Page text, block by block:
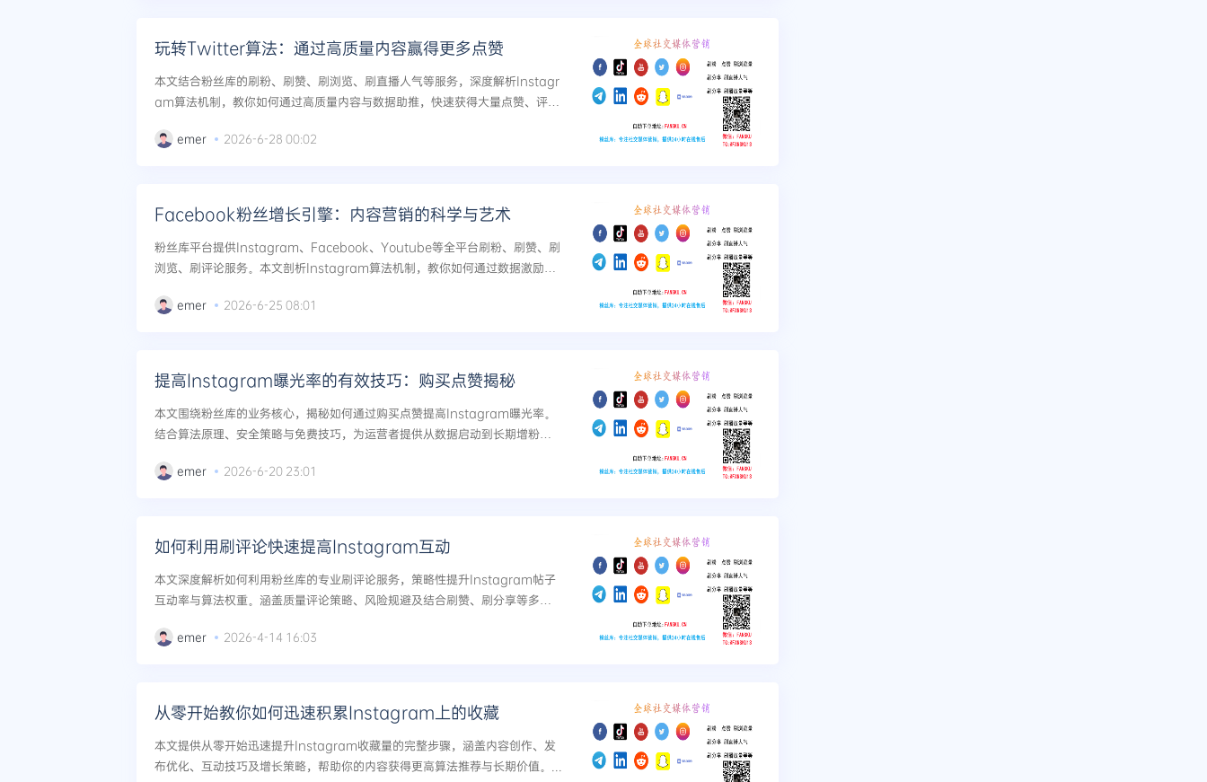
玩转Twitter算法：通过高质量内容赢得更多点赞
本文结合粉丝库的刷粉、刷赞、刷浏览、刷直播人气等服务，深度解析Instagr
am算法机制，教你如何通过高质量内容与数据助推，快速获得大量点赞、评论
emer 2026-6-28 00:02
Facebook粉丝增长引擎：内容营销的科学与艺术
粉丝库平台提供Instagram、Facebook、Youtube等全平台刷粉、刷赞、刷
浏览、刷评论服务。本文剖析Instagram算法机制，教你如何通过数据激励策
emer 2026-6-25 08:01
提高Instagram曝光率的有效技巧：购买点赞揭秘
本文围绕粉丝库的业务核心，揭秘如何通过购买点赞提高Instagram曝光率。
结合算法原理、安全策略与免费技巧，为运营者提供从数据启动到长期增粉的
emer 2026-6-20 23:01
如何利用刷评论快速提高Instagram互动
本文深度解析如何利用粉丝库的专业刷评论服务，策略性提升Instagram帖子
互动率与算法权重。涵盖质量评论策略、风险规避及结合刷赞、刷分享等多服
emer 2026-4-14 16:03
从零开始教你如何迅速积累Instagram上的收藏
本文提供从零开始迅速提升Instagram收藏量的完整步骤，涵盖内容创作、发
布优化、互动技巧及增长策略，帮助你的内容获得更高算法推荐与长期价值。...